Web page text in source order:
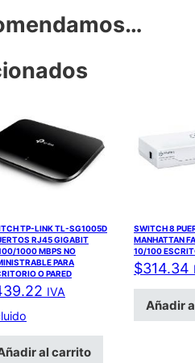
TP-LINK TL-SG1005D
RJ45 GIGABIT
1000 MBPS NO
PARA
O PARED
IVA
al carrito
SWITCH 8
MANHATTAN
10/100
$314.34
Añadir